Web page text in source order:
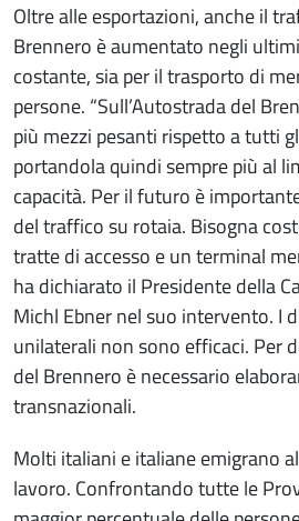
Oltre alle esportazioni, anche il
Brennero è aumentato negli
costante, sia per il trasporto di
persone. “Sull’Autostrada del
più mezzi pesanti rispetto a tutti
portandola quindi sempre più al
capacità. Per il futuro è
del traffico su rotaia. Bisogna
tratte di accesso e un terminal
ha dichiarato il Presidente della
Michl Ebner nel suo intervento. I
unilaterali non sono efficaci. Per
del Brennero è necessario
transnazionali.
Molti italiani e italiane emigrano
lavoro. Confrontando tutte le